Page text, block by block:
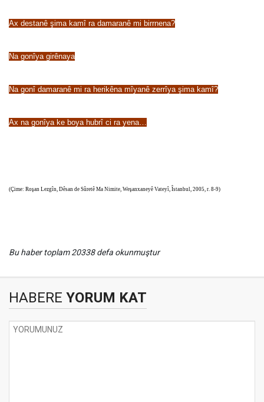
Ax destanê şima kamî ra damaranê mi birrnena?
Na gonîya girênaya
Na gonî damaranê mi ra herikêna mîyanê zerrîya şima kamî?
Ax na gonîya ke boya hubrî ci ra yena…
(Çime: Roşan Lezgîn, Dêsan de Sûretê Ma Nimite, Weşanxaneyê Vateyî, Îstanbul, 2005, r. 8-9)
Bu haber toplam 20338 defa okunmuştur
HABERE YORUM KAT